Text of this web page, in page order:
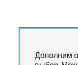
Дополним